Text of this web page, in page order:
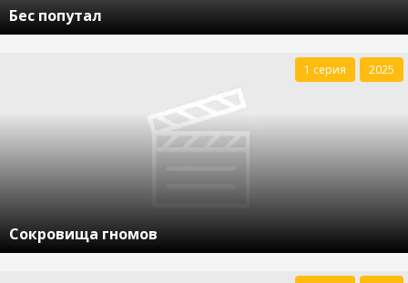
Бес попутал
Сокровища гномов
1 серия 2025